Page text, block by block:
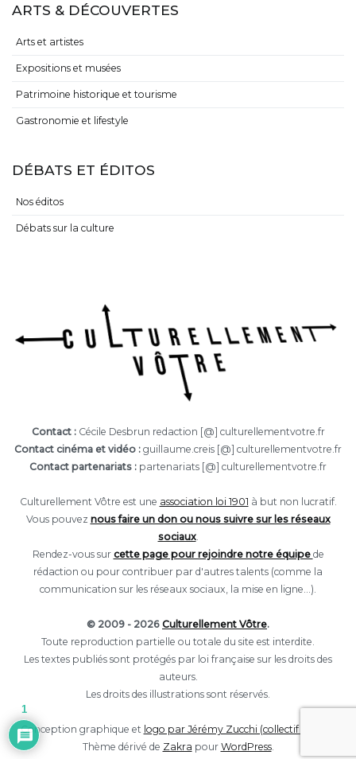
ARTS & DÉCOUVERTES
Arts et artistes
Expositions et musées
Patrimoine historique et tourisme
Gastronomie et lifestyle
DÉBATS ET ÉDITOS
Nos éditos
Débats sur la culture
Contact :Cécile Desbrun redaction [@] culturellementvotre.fr
Contact cinéma et vidéo : guillaume.creis [@] culturellementvotre.fr
Contact partenariats : partenariats [@] culturellementvotre.fr
Culturellement Vôtre est une association loi 1901 à but non lucratif.
Vous pouvez nous faire un don ou nous suivre sur les réseaux
sociaux.
Rendez-vous sur cette page pour rejoindre notre équipe de
rédaction ou pour contribuer par d'autres talents (comme la
communication sur les réseaux sociaux, la mise en ligne...).
© 2009 - 2026 Culturellement Vôtre.
Toute reproduction partielle ou totale du site est interdite.
Les textes publiés sont protégés par loi française sur les droits des
auteurs.
Les droits des illustrations sont réservés.
Conception graphique et logo par Jérémy Zucchi (collectif Eclore).
Thème dérivé de Zakra pour WordPress.
1